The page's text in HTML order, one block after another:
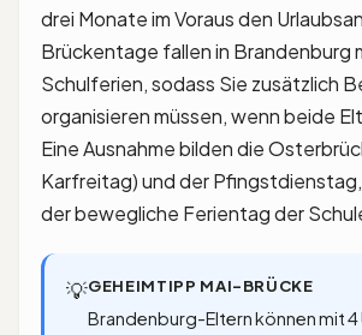
drei Monate im Voraus den
Brückentage fallen in Brandenburg
Schulferien, sodass Sie zusätzlich
organisieren müssen, wenn beide
Eine Ausnahme bilden die
Karfreitag) und der
der bewegliche Ferientag der
💡GEHEIMTIPP MAI-BRÜCKE
Brandenburg-Eltern können mit 4